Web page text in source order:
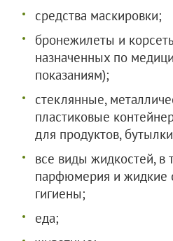
средства маскировки;
бронежилеты и
назначенных по
показаниям);
стеклянные,
пластиковые
для продуктов,
все виды жидкостей, в
парфюмерия и жидкие
гигиены;
еда;